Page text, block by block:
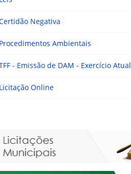
Negativa
Ambientais
- Emissão de DAM - Exercício Atual
Online